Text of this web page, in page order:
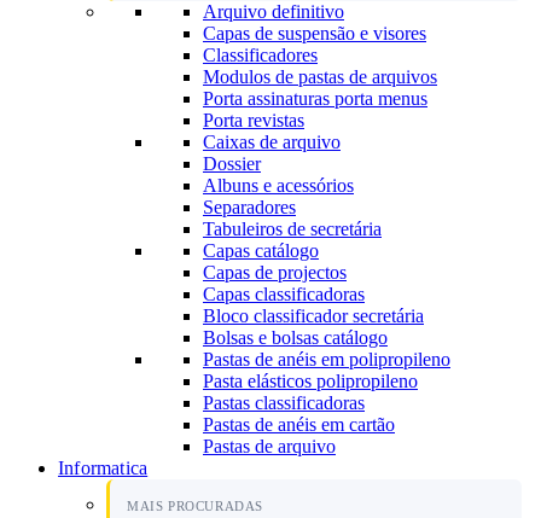
Arquivo definitivo
Capas de suspensão e visores
Classificadores
Modulos de pastas de arquivos
Porta assinaturas porta menus
Porta revistas
Caixas de arquivo
Dossier
Albuns e acessórios
Separadores
Tabuleiros de secretária
Capas catálogo
Capas de projectos
Capas classificadoras
Bloco classificador secretária
Bolsas e bolsas catálogo
Pastas de anéis em polipropileno
Pasta elásticos polipropileno
Pastas classificadoras
Pastas de anéis em cartão
Pastas de arquivo
Informatica
MAIS PROCURADAS